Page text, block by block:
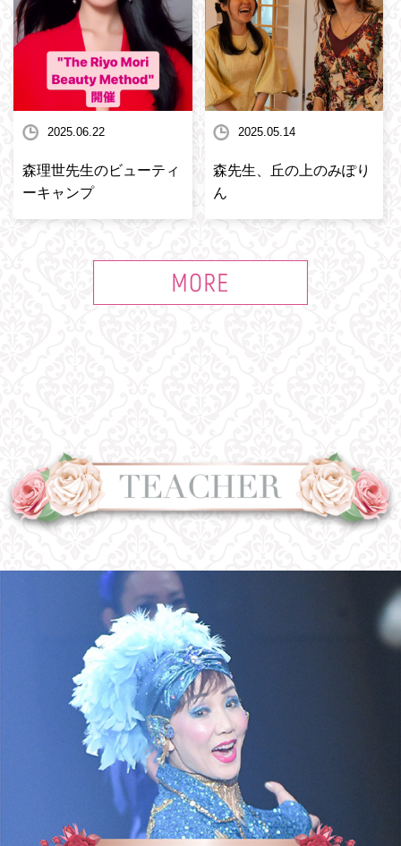
2025.06.22
森理世先生のビューティ
ーキャンプ
2025.05.14
森先生、丘の上のみぽり
ん